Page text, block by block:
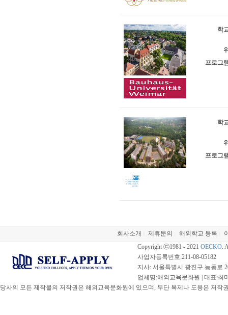
학
프로그
학
프로그
회사소개 제휴문의 해외학교 등록
Copyright ⓒ1981 - 2021 OECKO.
사업자등록번호:211-08-05182
지사: 서울특별시 광진구 능동로
업체명:해외교육문화원 | 대표:최
당사의 모든 제작물의 저작권은 해외교육문화원에 있으며, 무단 복제나 도용은 저